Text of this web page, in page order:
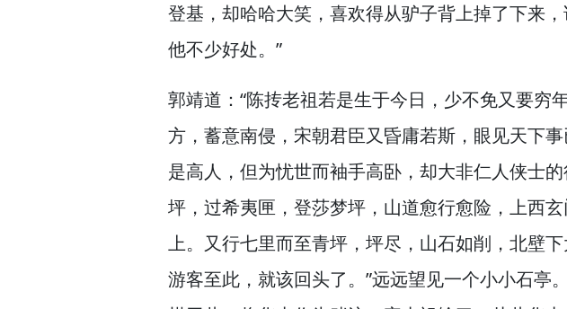
登基， 却哈哈大笑， 喜欢得从驴子背上掉了下来，
他不少好处。”
郭靖道：“陈抟老祖若是生于今日， 少不免又要穷
方， 蓄意南侵， 宋朝君臣又昏庸若斯， 眼见天下事
是高人， 但为忧世而袖手高卧， 却大非仁人侠士的
坪， 过希夷匣， 登莎梦坪， 山道愈行愈险， 上西
上。 又行七里而至青坪， 坪尽， 山石如削， 北壁下
游客至此， 就该回头了。”远远望见一个小小石亭。